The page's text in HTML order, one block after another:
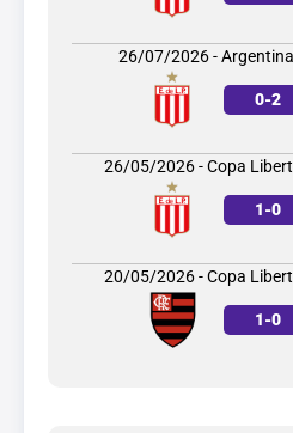
26/07/2026 -
0-2
26/05/2026 - Copa
1-0
20/05/2026 - Copa
1-0